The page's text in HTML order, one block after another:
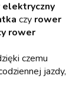
czy rower
rower
czemu
jazdy,